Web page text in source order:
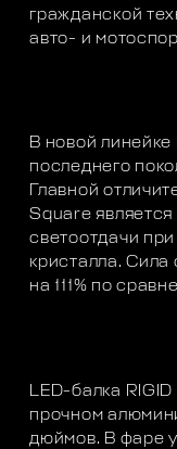
гражданской
авто- и
В новой
последнего
Главной
Square
светоотдачи
кристалла. Сила
на 111% по
LED-балка
прочном
дюймов. В фаре